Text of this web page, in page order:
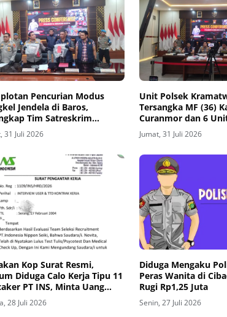
Pencurian Modus
Jendela di Baros,
Tim Satreskrim
Serang Kota
31 Juli 2026
Unit Polsek
Tersangka MF (36)
Curanmor dan 6
Diamankan
Jumat, 31 Juli 2026
Kop Surat Resmi,
Diduga Calo Kerja Tipu 11
PT INS, Minta Uang
Hingga Jutaan
28 Juli 2026
Diduga Mengaku
Peras Wanita di
Rugi Rp1,25 Juta
Senin, 27 Juli 2026